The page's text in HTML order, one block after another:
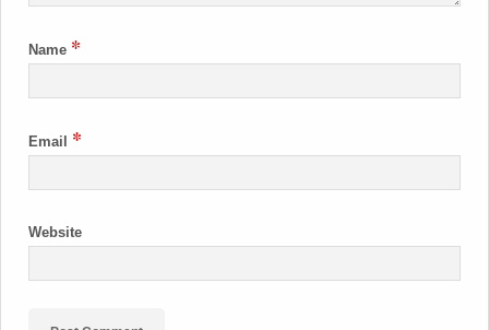
Name *
Email *
Website